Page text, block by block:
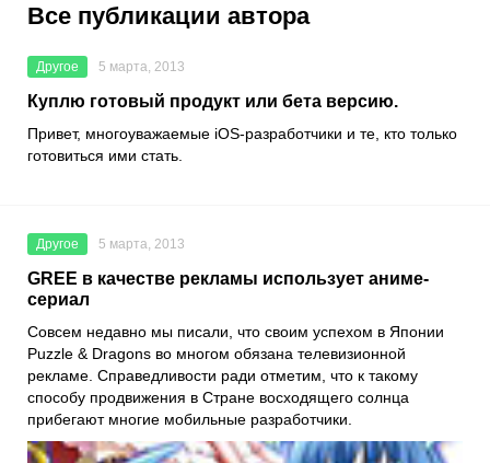
Все публикации автора
Другое 5 марта, 2013
Куплю готовый продукт или бета версию.
Привет, многоуважаемые iOS-разработчики и те, кто только
готовиться ими стать.
Другое 5 марта, 2013
GREE в качестве рекламы использует аниме-
сериал
Совсем недавно мы писали, что своим успехом в Японии
Puzzle & Dragons во многом обязана телевизионной
рекламе. Справедливости ради отметим, что к такому
способу продвижения в Стране восходящего солнца
прибегают многие мобильные разработчики.